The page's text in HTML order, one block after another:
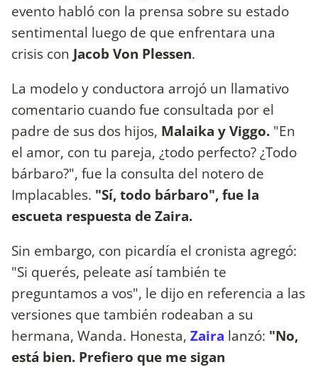
evento habló con la prensa sobre su estado
sentimental luego de que enfrentara una
crisis con Jacob Von Plessen.
La modelo y conductora arrojó un llamativo
comentario cuando fue consultada por el
padre de sus dos hijos, Malaika y Viggo. "En
el amor, con tu pareja, ¿todo perfecto? ¿Todo
bárbaro?", fue la consulta del notero de
Implacables. "Sí, todo bárbaro", fue la
escueta respuesta de Zaira.
Sin embargo, con picardía el cronista agregó:
"Si querés, peleate así también te
preguntamos a vos", le dijo en referencia a las
versiones que también rodeaban a su
hermana, Wanda. Honesta, Zaira lanzó: "No,
está bien. Prefiero que me sigan